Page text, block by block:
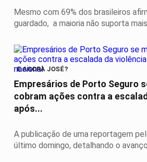
Mesmo com 69% dos brasileiros
guardado, a maioria não suporta
E AGORA JOSÉ?
Empresários de Porto Seguro
cobram ações contra a
após...
A publicação de uma reportagem
último domingo, detalhando o